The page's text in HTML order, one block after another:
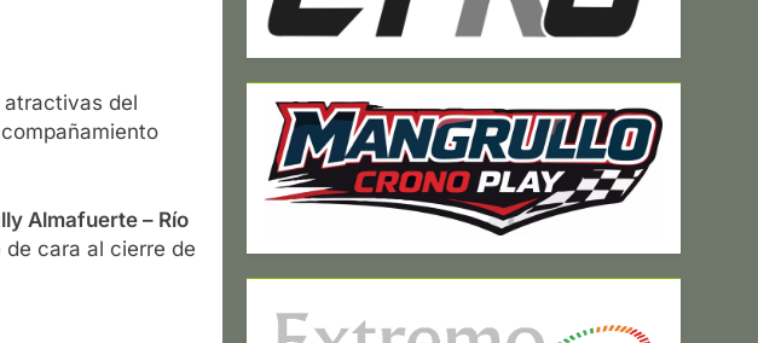
del
Almafuerte – Río
cara al cierre de